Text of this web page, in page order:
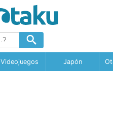
Videojuegos Japón